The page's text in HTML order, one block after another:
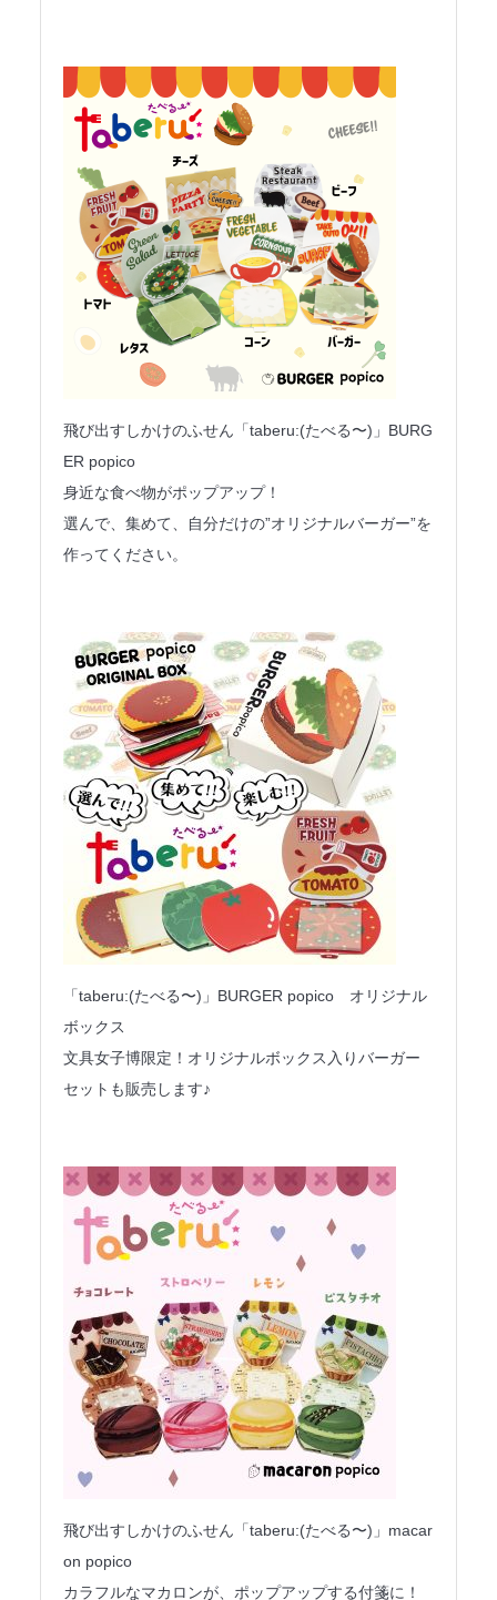
飛び出すしかけのふせん「taberu:(たべる〜)」BURG
ER popico
身近な食べ物がポップアップ！
選んで、集めて、自分だけの”オリジナルバーガー”を
作ってください。
「taberu:(たべる〜)」BURGER popico オリジナル
ボックス
文具女子博限定！オリジナルボックス入りバーガー
セットも販売します♪
飛び出すしかけのふせん「taberu:(たべる〜)」macar
on popico
カラフルなマカロンが、ポップアップする付箋に！